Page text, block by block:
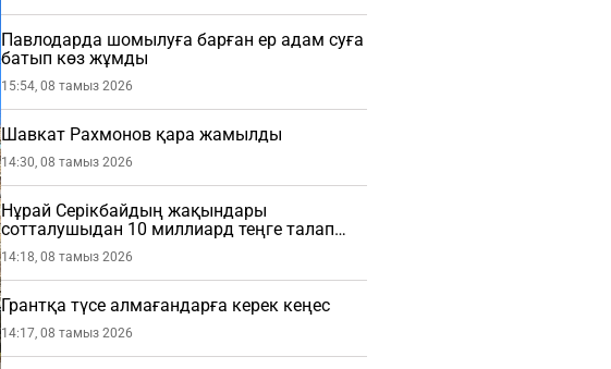
Павлодарда шомылуға барған ер адам суға
батып көз жұмды
15:54, 08 тамыз 2026
Шавкат Рахмонов қара жамылды
14:30, 08 тамыз 2026
Нұрай Серікбайдың жақындары
сотталушыдан 10 миллиард теңге талап
етті
14:18, 08 тамыз 2026
Грантқа түсе алмағандарға керек кеңес
14:17, 08 тамыз 2026